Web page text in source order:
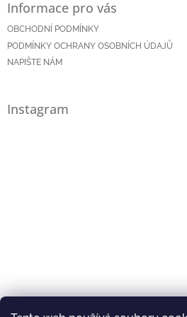
Informace pro vás
OBCHODNÍ PODMÍNKY
PODMÍNKY OCHRANY OSOBNÍCH ÚDAJŮ
NAPIŠTE NÁM
Instagram